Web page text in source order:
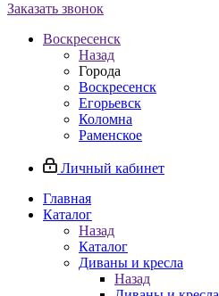
Заказать звонок
Воскресенск
Назад
Города
Воскресенск
Егорьевск
Коломна
Раменское
Личный кабинет
Главная
Каталог
Назад
Каталог
Диваны и кресла
Назад